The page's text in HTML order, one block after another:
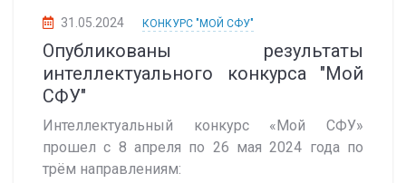
31.05.2024 КОНКУРС "МОЙ СФУ"
Опубликованы результаты
интеллектуального конкурса "Мой
СФУ"
Интеллектуальный конкурс «Мой СФУ»
прошел с 8 апреля по 26 мая 2024 года по
трём направлениям: